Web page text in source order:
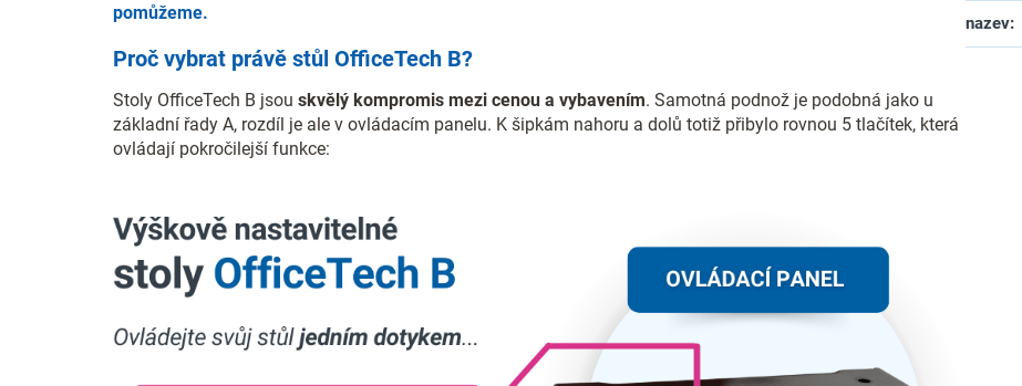
pomůžeme.
Proč vybrat právě stůl OfficeTech B?
Stoly OfficeTech B jsou skvělý kompromis mezi cenou a vybavením. Samotná podnož je podobná jako u
základní řady A, rozdíl je ale v ovládacím panelu. K šipkám nahoru a dolů totiž přibylo rovnou 5 tlačítek, která
ovládají pokročilejší funkce:
nazev: